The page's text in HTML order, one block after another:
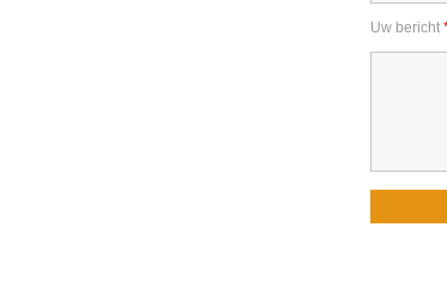
Uw bericht